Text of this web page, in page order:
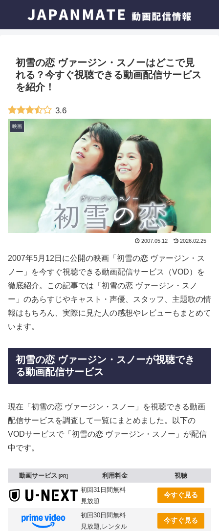
初雪の恋 ヴァージン・スノーはどこで見
れる？今すぐ視聴できる動画配信サービス
を紹介！
3.6
映画
2007.05.12 2026.02.25
2007年5月12日に公開の映画「初雪の恋 ヴァージン・ス
ノー」を今すぐ視聴できる動画配信サービス（VOD）を
徹底紹介。この記事では「初雪の恋 ヴァージン・スノ
ー」のあらすじやキャスト・声優、スタッフ、主題歌の情
報はもちろん、実際に見た人の感想やレビューもまとめて
います。
初雪の恋 ヴァージン・スノーが視聴でき
る動画配信サービス
現在「初雪の恋 ヴァージン・スノー」を視聴できる動画
配信サービスを調査して一覧にまとめました。以下の
VODサービスで「初雪の恋 ヴァージン・スノー」が配信
中です。
動画サービス PR 利用料金
視聴
初回31日間無料
見放題
今すぐ見る
初回30日間無料
見放題,レンタル
今すぐ見る